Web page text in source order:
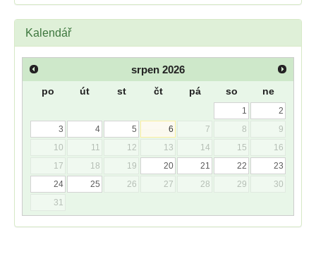
Kalendář
srpen 2026
po út st čt pá so ne
1
2
3
4 5 6 7 8
9
10
11 12 13 14 15
16
17
18 19 20 21 22
23
24
25 26 27 28 29
30
31